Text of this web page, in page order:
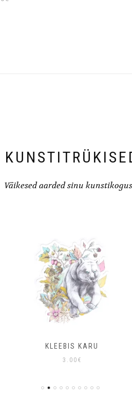
Väikesed aarded sinu
KLEEBIS KARU
3.00 €